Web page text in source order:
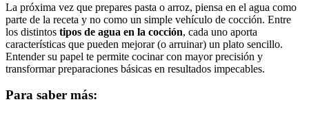
La próxima vez que prepares pasta o arroz, piensa en el agua como
parte de la receta y no como un simple vehículo de cocción. Entre
los distintos tipos de agua en la cocción, cada uno aporta
características que pueden mejorar (o arruinar) un plato sencillo.
Entender su papel te permite cocinar con mayor precisión y
transformar preparaciones básicas en resultados impecables.
Para saber más: